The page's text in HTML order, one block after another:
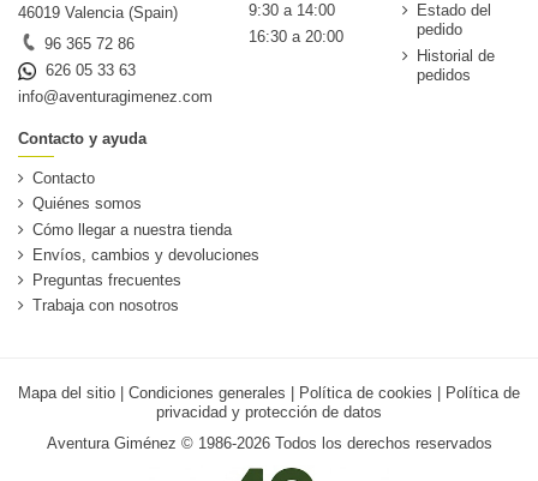
46019 Valencia (Spain)
96 365 72 86
626 05 33 63
info@aventuragimenez.com
9:30 a 14:00
16:30 a 20:00
Estado del
pedido
Historial de
pedidos
Contacto y ayuda
Contacto
Quiénes somos
Cómo llegar a nuestra tienda
Envíos, cambios y devoluciones
Preguntas frecuentes
Trabaja con nosotros
Mapa del sitio | Condiciones generales | Política de cookies | Política de
privacidad y protección de datos
Aventura Giménez © 1986-2026 Todos los derechos reservados